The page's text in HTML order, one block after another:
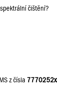
čištění?
z čísla